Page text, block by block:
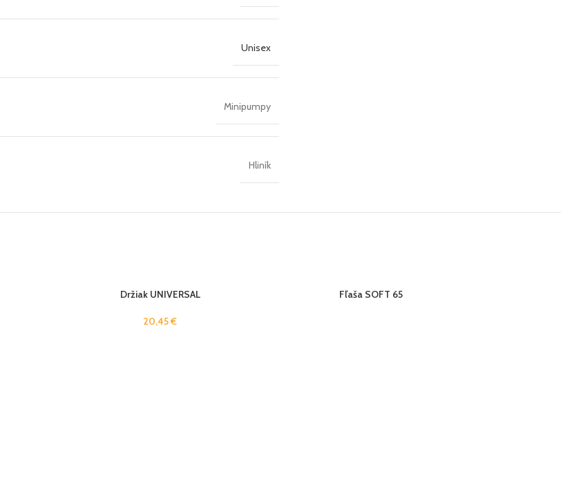
Unisex
Minipumpy
Hliník
Držiak UNIVERSAL
20,45€
Fľaša SOFT 65